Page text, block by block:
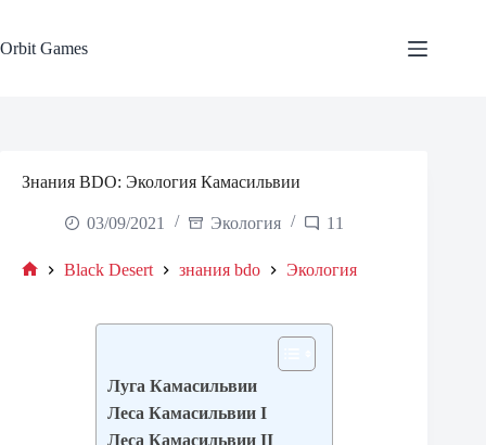
content
Orbit Games
Знания BDO: Экология Камасильвии
03/09/2021 Экология 11
Black Desert знания bdo Экология
Луга Камасильвии
Леса Камасильвии I
Леса Камасильвии II